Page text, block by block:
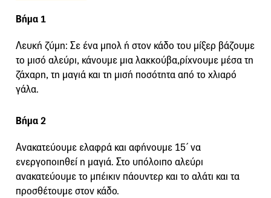
Βήμα 1
Λευκή ζύμη: Σε ένα μπολ ή στον κάδο του μίξερ βάζουμε
το μισό αλεύρι, κάνουμε μια λακκούβα,ρίχνουμε μέσα τη
ζάχαρη, τη μαγιά και τη μισή ποσότητα από το χλιαρό
γάλα.
Βήμα 2
Ανακατεύουμε ελαφρά και αφήνουμε 15΄ να
ενεργοποιηθεί η μαγιά. Στο υπόλοιπο αλεύρι
ανακατεύουμε το μπέικιν πάουντερ και το αλάτι και τα
προσθέτουμε στον κάδο.